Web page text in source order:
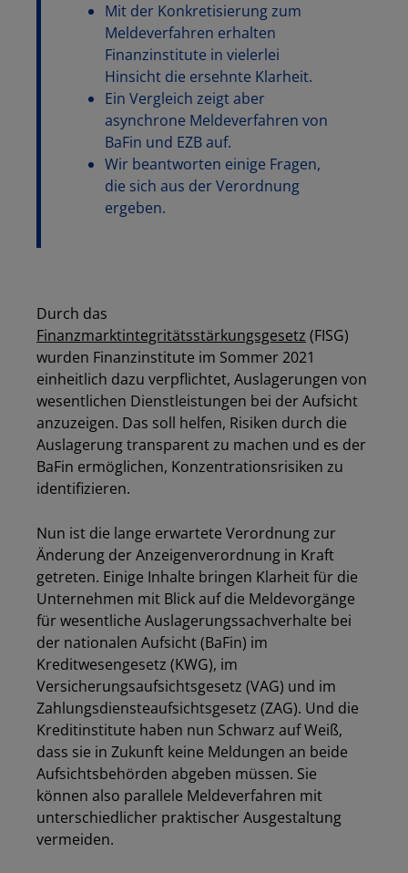
Mit der Konkretisierung zum
Meldeverfahren erhalten
Finanzinstitute in vielerlei
Hinsicht die ersehnte Klarheit.
Ein Vergleich zeigt aber
asynchrone Meldeverfahren von
BaFin und EZB auf.
Wir beantworten einige Fragen,
die sich aus der Verordnung
ergeben.
Durch das
Finanzmarktintegritätsstärkungsgesetz (FISG)
wurden Finanzinstitute im Sommer 2021
einheitlich dazu verpflichtet, Auslagerungen von
wesentlichen Dienstleistungen bei der Aufsicht
anzuzeigen. Das soll helfen, Risiken durch die
Auslagerung transparent zu machen und es der
BaFin ermöglichen, Konzentrationsrisiken zu
identifizieren.
Nun ist die lange erwartete Verordnung zur
Änderung der Anzeigenverordnung in Kraft
getreten. Einige Inhalte bringen Klarheit für die
Unternehmen mit Blick auf die Meldevorgänge
für wesentliche Auslagerungssachverhalte bei
der nationalen Aufsicht (BaFin) im
Kreditwesengesetz (KWG), im
Versicherungsaufsichtsgesetz (VAG) und im
Zahlungsdiensteaufsichtsgesetz (ZAG). Und die
Kreditinstitute haben nun Schwarz auf Weiß,
dass sie in Zukunft keine Meldungen an beide
Aufsichtsbehörden abgeben müssen. Sie
können also parallele Meldeverfahren mit
unterschiedlicher praktischer Ausgestaltung
vermeiden.